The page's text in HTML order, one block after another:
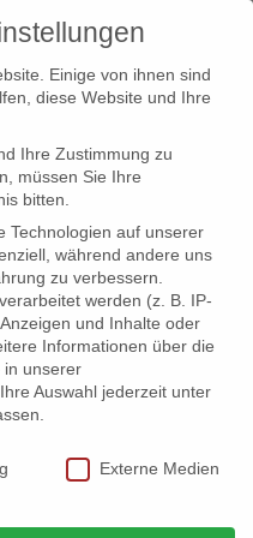
Einige von ihnen sind
diese Website und Ihre
Ihre Zustimmung zu
müssen Sie Ihre
bitten.
Technologien auf unserer
während andere uns
zu verbessern.
werden (z. B. IP-
und Inhalte oder
Informationen über die
in unserer
Auswahl jederzeit unter
Externe Medien